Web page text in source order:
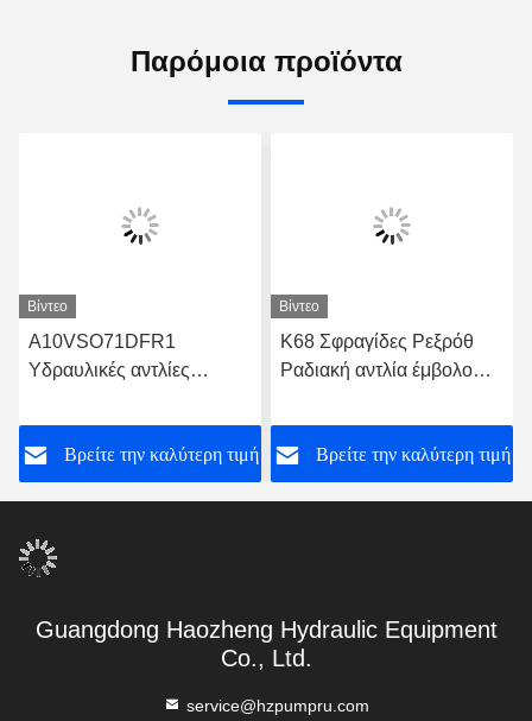
Παρόμοια προϊόντα
Βίντεο
Α10VSO71DFR1
Υδραυλικές αντλίες
Βρείτε την καλύτερη τιμή
Βίντεο
K68 Σφραγίδες Ρεξρόθ
Ραδιακή αντλία έμβολο
A10VSO71DFR1/31R-
VPA42K01
Βρείτε την καλύτερη τιμή
Guangdong Haozheng Hydraulic Equipment
Co., Ltd.
service@hzpumpru.com